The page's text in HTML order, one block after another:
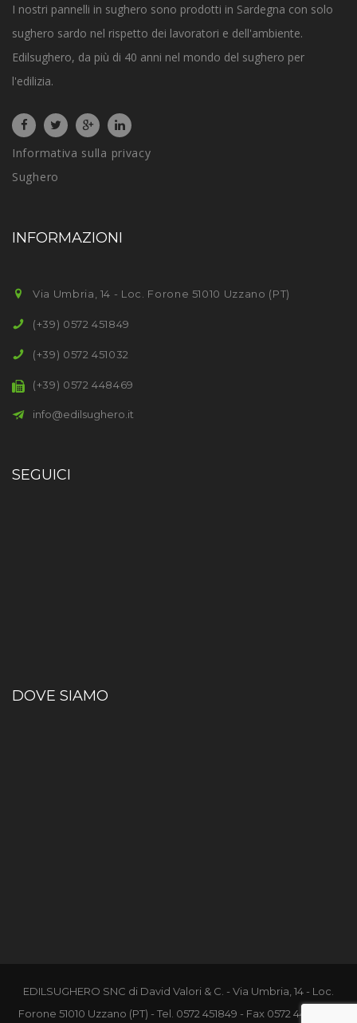
I nostri pannelli in sughero sono prodotti in Sardegna con solo
sughero sardo nel rispetto dei lavoratori e dell'ambiente.
Edilsughero, da più di 40 anni nel mondo del sughero per
l'edilizia.
Informativa sulla privacy
Sughero
INFORMAZIONI
Via Umbria, 14 - Loc. Forone 51010 Uzzano (PT)
(+39) 0572 451849
(+39) 0572 451032
(+39) 0572 448469
info@edilsughero.it
SEGUICI
DOVE SIAMO
EDILSUGHERO SNC di David Valori & C. - Via Umbria, 14 - Loc.
Forone 51010 Uzzano (PT) - Tel. 0572 451849 - Fax 0572 448469 -